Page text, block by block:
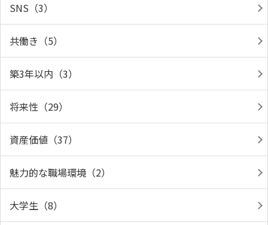
SNS（3）
共働き（5）
築3年以内（3）
将来性（29）
資産価値（37）
魅力的な職場環境（2）
大学生（8）